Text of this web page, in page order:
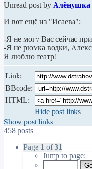
Unread post by Алёнушка
И вот ещё из "Исаева":
-Я не могу Вас сейчас
-Я не рюмка водки,
Я люблю театр!
Link:
BBcode:
HTML:
Hide post links
Show post links
458 posts
Page 1 of31
Jump to page: